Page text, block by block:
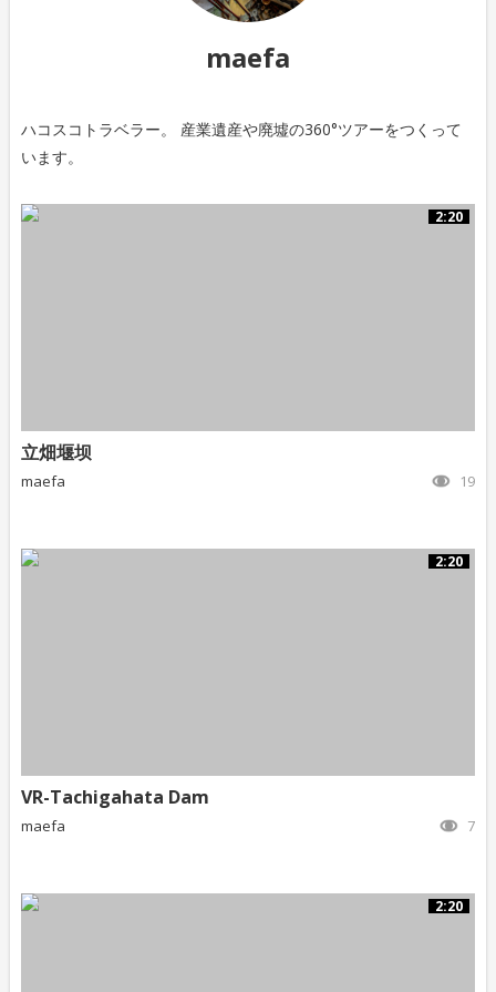
maefa
ハコスコトラベラー。 産業遺産や廃墟の360°ツアーをつくって
います。
2:20
立畑堰坝
maefa 19
2:20
VR-Tachigahata Dam
maefa 7
2:20